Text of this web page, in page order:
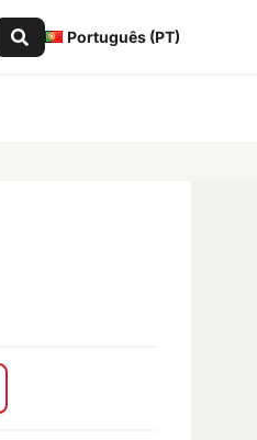
Português (PT)